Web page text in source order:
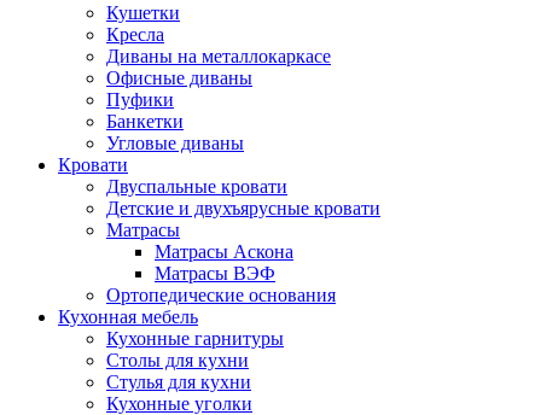
Кушетки
Кресла
Диваны на металлокаркасе
Офисные диваны
Пуфики
Банкетки
Угловые диваны
Кровати
Двуспальные кровати
Детские и двухъярусные кровати
Матрасы
Матрасы Аскона
Матрасы ВЭФ
Ортопедические основания
Кухонная мебель
Кухонные гарнитуры
Столы для кухни
Стулья для кухни
Кухонные уголки